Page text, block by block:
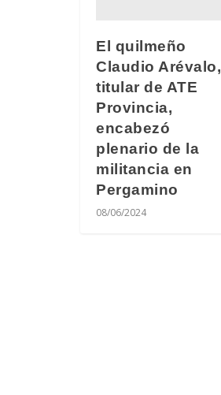
El quilmeño
Claudio Arévalo,
titular de ATE
Provincia,
encabezó
plenario de la
militancia en
Pergamino
08/06/2024